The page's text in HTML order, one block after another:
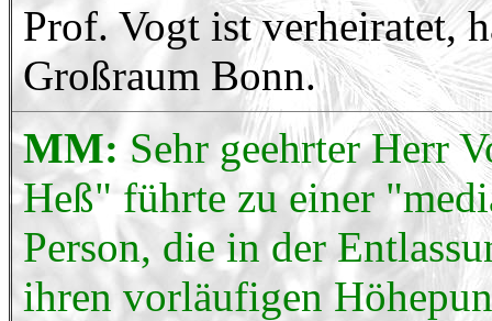
Prof. Vogt ist verheiratet,
Großraum Bonn.
MM: Sehr geehrter Herr
Heß" führte zu einer
Person, die in der
ihren vorläufigen